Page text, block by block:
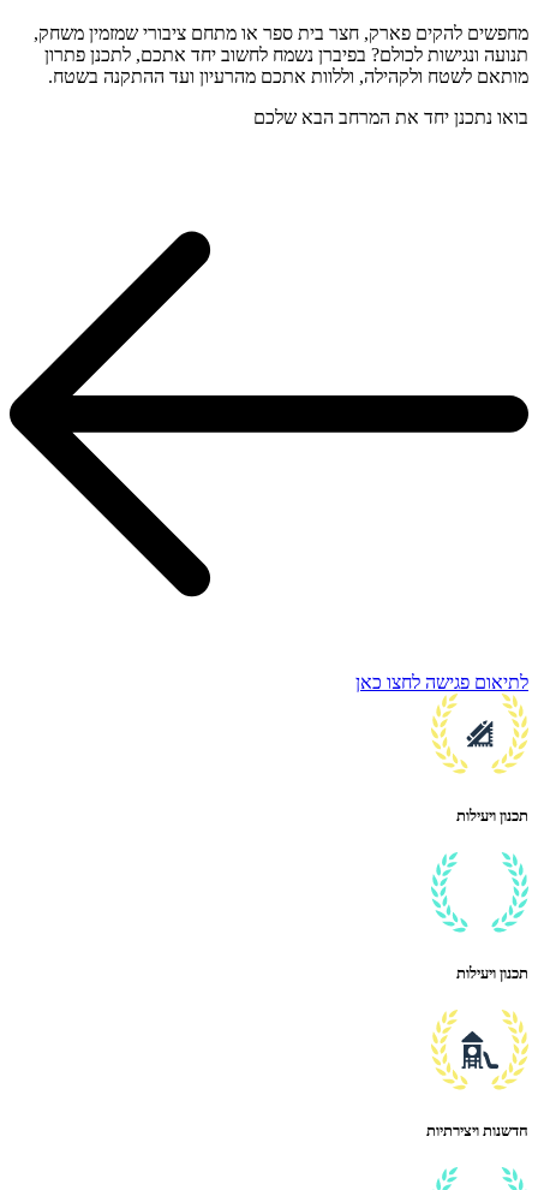
מחפשים להקים פארק, חצר בית ספר או מתחם ציבורי שמזמין משחק,
תנועה ונגישות לכולם? בפיברן נשמח לחשוב יחד אתכם, לתכנן פתרון
מותאם לשטח ולקהילה, וללוות אתכם מהרעיון ועד ההתקנה בשטח.
בואו נתכנן יחד את המרחב הבא שלכם
לתיאום פגישה לחצו כאן
תכנון ויעילות
תכנון ויעילות
חדשנות ויצירתיות